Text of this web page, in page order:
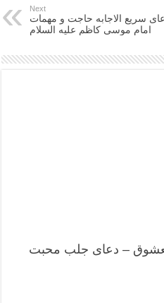
Next
سریع الاجابه حاجت و مهمات
امام موسی کاظم علیه السلام
– دعای جلب محبت